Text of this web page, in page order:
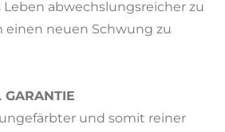
abwechslungsreicher zu
neuen Schwung zu
GARANTIE
und somit reiner